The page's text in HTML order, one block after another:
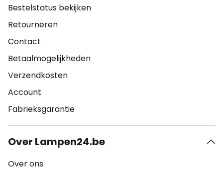
Bestelstatus bekijken
Retourneren
Contact
Betaalmogelijkheden
Verzendkosten
Account
Fabrieksgarantie
Over Lampen24.be
Over ons